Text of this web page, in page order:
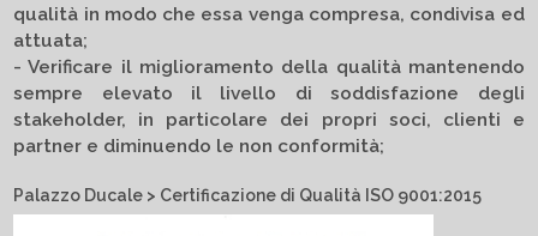
qualità in modo che essa venga compresa, condivisa ed
attuata;
- Verificare il miglioramento della qualità mantenendo
sempre elevato il livello di soddisfazione degli
stakeholder, in particolare dei propri soci, clienti e
partner e diminuendo le non conformità;
Palazzo Ducale > Certificazione di Qualità ISO 9001:2015